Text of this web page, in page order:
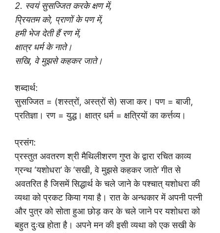
2. स्वयं सुसज्जित करके क्षण में,
प्रियतम को, प्राणों के पण में,
हमी भेज देती हैं रण में,
क्षात्र धर्म के नाते।
सखि, वे मुझसे कहकर जाते।
शब्दार्थ:
सुसज्जित = (शस्त्रों, अस्त्रों से) सजा कर। पण = बाजी,
प्रतिज्ञा। रण = युद्ध। क्षात्र धर्म = क्षत्रियों का कर्त्तव्य।
प्रसंग:
प्रस्तुत अवतरण श्री मैथिलीशरण गुप्त के द्वारा रचित काव्य
ग्रन्थ ‘यशोधरा’ के ‘सखी, वे मुझसे कहकर जाते’ गीत से
अवतरित है जिसमें सिद्धार्थ के चले जाने के पश्चात् यशोधरा की
व्यथा को प्रकट किया गया है। रात के अन्धकार में अपनी पत्नी
और पुत्र को सोता हुआ छोड़ कर के चले जाने पर यशोधरा को
बहुत दुःख होता है। अपने मन की इसी व्यथा को एक सखी के